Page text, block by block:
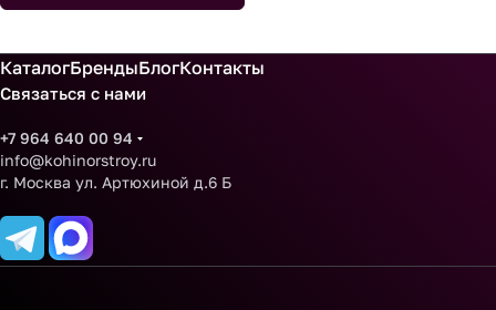
КаталогБрендыБлогКонтакты
Связаться с нами
+7 964 640 00 94
info@kohinorstroy.ru
г. Москва ул. Артюхиной д.6 Б